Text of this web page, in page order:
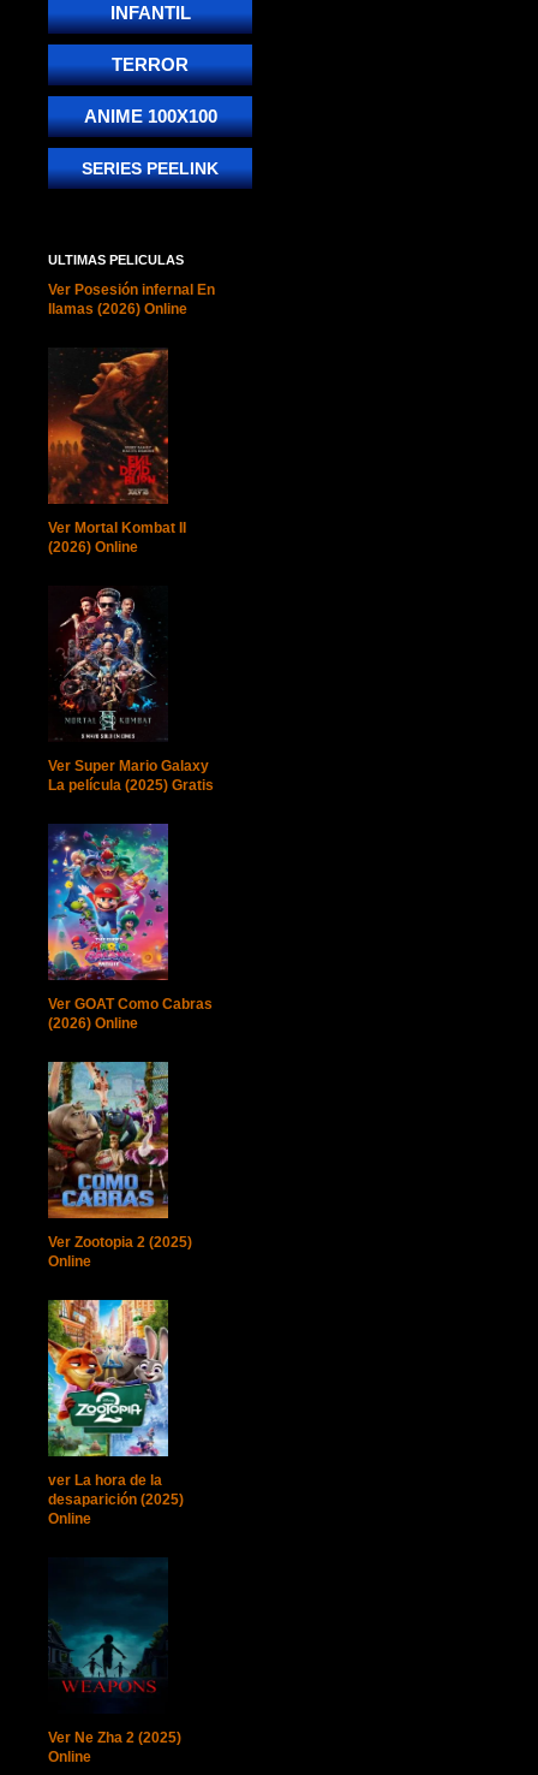
INFANTIL
TERROR
ANIME 100X100
SERIES PEELINK
ULTIMAS PELICULAS
Ver Posesión infernal En
llamas (2026) Online
Ver Mortal Kombat II
(2026) Online
Ver Super Mario Galaxy
La película (2025) Gratis
Ver GOAT Como Cabras
(2026) Online
Ver Zootopia 2 (2025)
Online
ver La hora de la
desaparición (2025)
Online
Ver Ne Zha 2 (2025)
Online